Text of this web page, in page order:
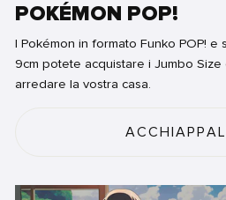
POKÉMON POP!
I Pokémon in formato Funko POP! e
9cm potete acquistare i Jumbo
arredare la vostra casa.